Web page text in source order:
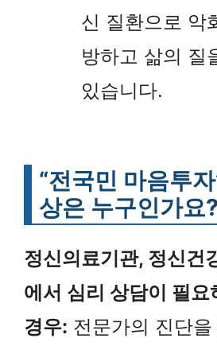
신 질환으로 악
방하고 삶의 질
있습니다.
“전국민 마음투
상은 누구인가요?
정신의료기관, 정신건
에서 심리 상담이 필요
경우: 전문가의 진단